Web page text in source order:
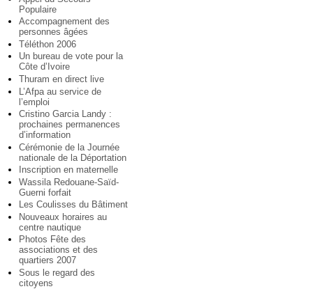
Populaire
Accompagnement des
personnes âgées
Téléthon 2006
Un bureau de vote pour la
Côte d’Ivoire
Thuram en direct live
L’Afpa au service de
l’emploi
Cristino Garcia Landy :
prochaines permanences
d’information
Cérémonie de la Journée
nationale de la Déportation
Inscription en maternelle
Wassila Redouane-Saïd-
Guerni forfait
Les Coulisses du Bâtiment
Nouveaux horaires au
centre nautique
Photos Fête des
associations et des
quartiers 2007
Sous le regard des
citoyens